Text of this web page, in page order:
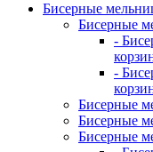
Бисерные
Бисерные
-
-
Бисерные
Бисерные
Бисерные